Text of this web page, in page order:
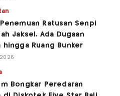
Ratusan Senpi
Jaksel, Ada Dugaan
hingga Ruang Bunker
2026
Bongkar Peredaran